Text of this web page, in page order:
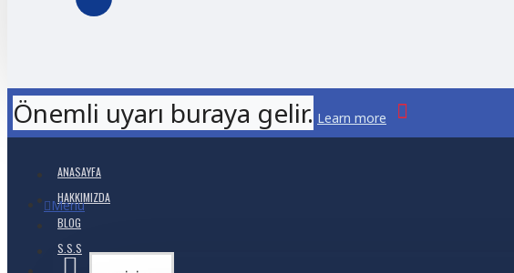
Önemli uyarı buraya gelir. Learn more
ANASAYFA
HAKKIMIZDA
BLOG
S.S.S
Menu